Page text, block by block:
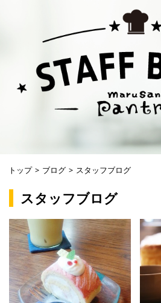
トップ > ブログ > スタッフブログ
スタッフブログ